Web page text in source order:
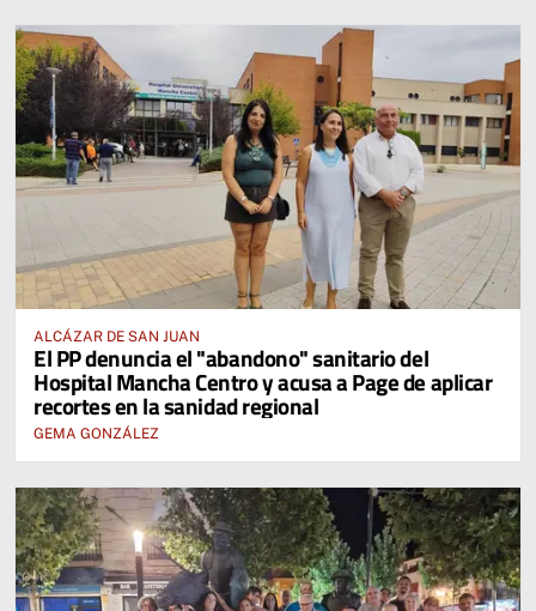
ALCÁZAR DE SAN JUAN
El PP denuncia el "abandono" sanitario del
Hospital Mancha Centro y acusa a Page de aplicar
recortes en la sanidad regional
GEMA GONZÁLEZ